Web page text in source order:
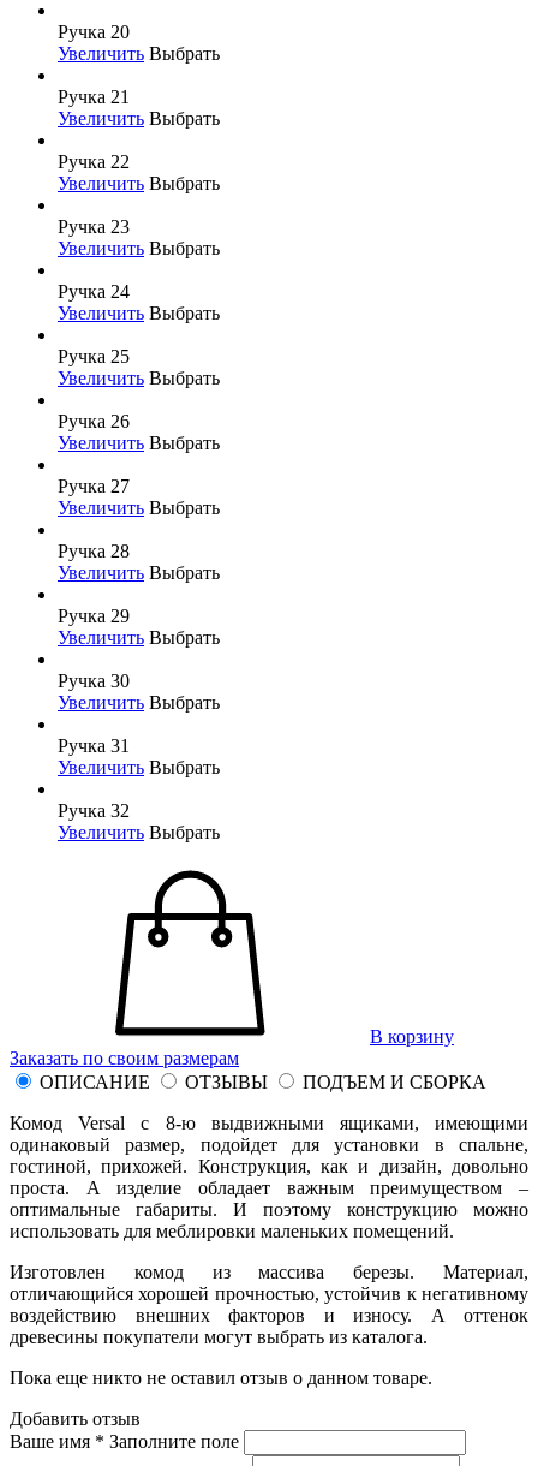
Ручка 20
Увеличить Выбрать
Ручка 21
Увеличить Выбрать
Ручка 22
Увеличить Выбрать
Ручка 23
Увеличить Выбрать
Ручка 24
Увеличить Выбрать
Ручка 25
Увеличить Выбрать
Ручка 26
Увеличить Выбрать
Ручка 27
Увеличить Выбрать
Ручка 28
Увеличить Выбрать
Ручка 29
Увеличить Выбрать
Ручка 30
Увеличить Выбрать
Ручка 31
Увеличить Выбрать
Ручка 32
Увеличить Выбрать
В корзину
Заказать по своим размерам
ОПИСАНИЕ
ОТЗЫВЫ
ПОДЪЕМ И СБОРКА
Комод Versal c 8-ю выдвижными ящиками, имеющими
одинаковый размер, подойдет для установки в спальне,
гостиной, прихожей. Конструкция, как и дизайн, довольно
проста. А изделие обладает важным преимуществом –
оптимальные габариты. И поэтому конструкцию можно
использовать для меблировки маленьких помещений.
Изготовлен комод из массива березы. Материал,
отличающийся хорошей прочностью, устойчив к негативному
воздействию внешних факторов и износу. А оттенок
древесины покупатели могут выбрать из каталога.
Пока еще никто не оставил отзыв о данном товаре.
Добавить отзыв
Ваше имя * Заполните поле